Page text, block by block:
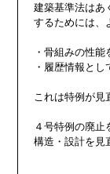
建築基準法はあ
するためには、
・骨組みの性
・履歴情報とし
これは特例が見
４号特例の廃
構造・設計を見